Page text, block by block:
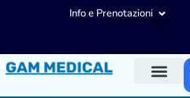
Info e Prenotazioni